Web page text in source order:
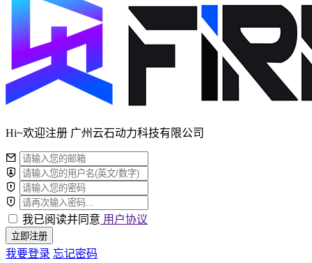
Hi~欢迎注册 广州云石动力科技有限公司
我已阅读并同意 用户协议
立即注册
我要登录 忘记密码